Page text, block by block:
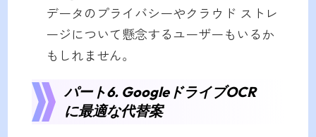
データのプライバシーやクラウド ストレ
ージについて懸念するユーザーもいるか
もしれません。
パート6. GoogleドライブOCR
に最適な代替案